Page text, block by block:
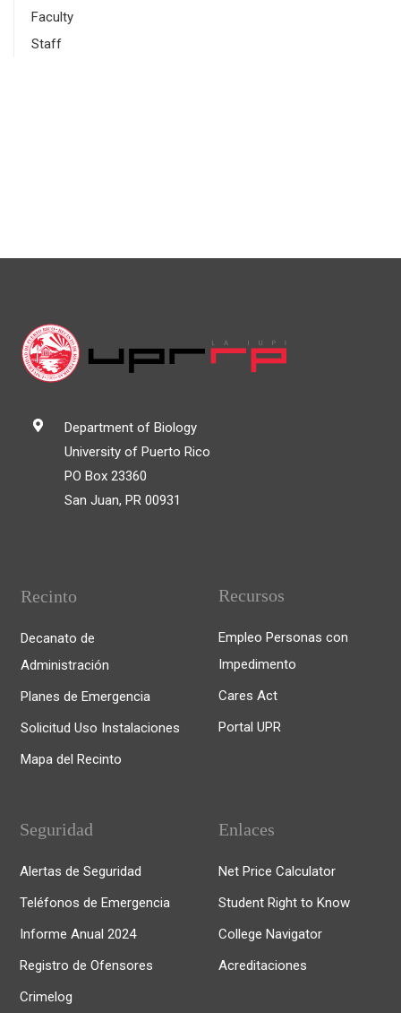
Faculty
Staff
Department of Biology
University of Puerto Rico
PO Box 23360
San Juan, PR 00931
Recinto
Decanato de
Administración
Planes de Emergencia
Solicitud Uso Instalaciones
Mapa del Recinto
Recursos
Empleo Personas con
Impedimento
Cares Act
Portal UPR
Seguridad
Alertas de Seguridad
Teléfonos de Emergencia
Informe Anual 2024
Registro de Ofensores
Crimelog
Enlaces
Net Price Calculator
Student Right to Know
College Navigator
Acreditaciones